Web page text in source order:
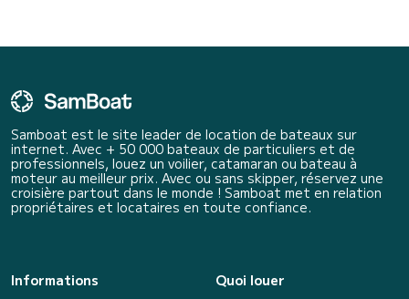
Samboat est le site leader de location de bateaux sur
internet. Avec + 50 000 bateaux de particuliers et de
professionnels, louez un voilier, catamaran ou bateau à
moteur au meilleur prix. Avec ou sans skipper, réservez une
croisière partout dans le monde ! Samboat met en relation
propriétaires et locataires en toute confiance.
Informations
Quoi louer